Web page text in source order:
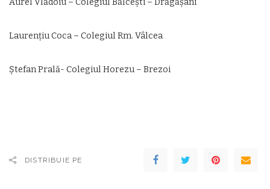
Aurel Vlădoiu – Colegiul Bălcești – Drăgășani
Laurențiu Coca – Colegiul Rm. Vâlcea
Ștefan Prală- Colegiul Horezu – Brezoi
DISTRIBUIE PE